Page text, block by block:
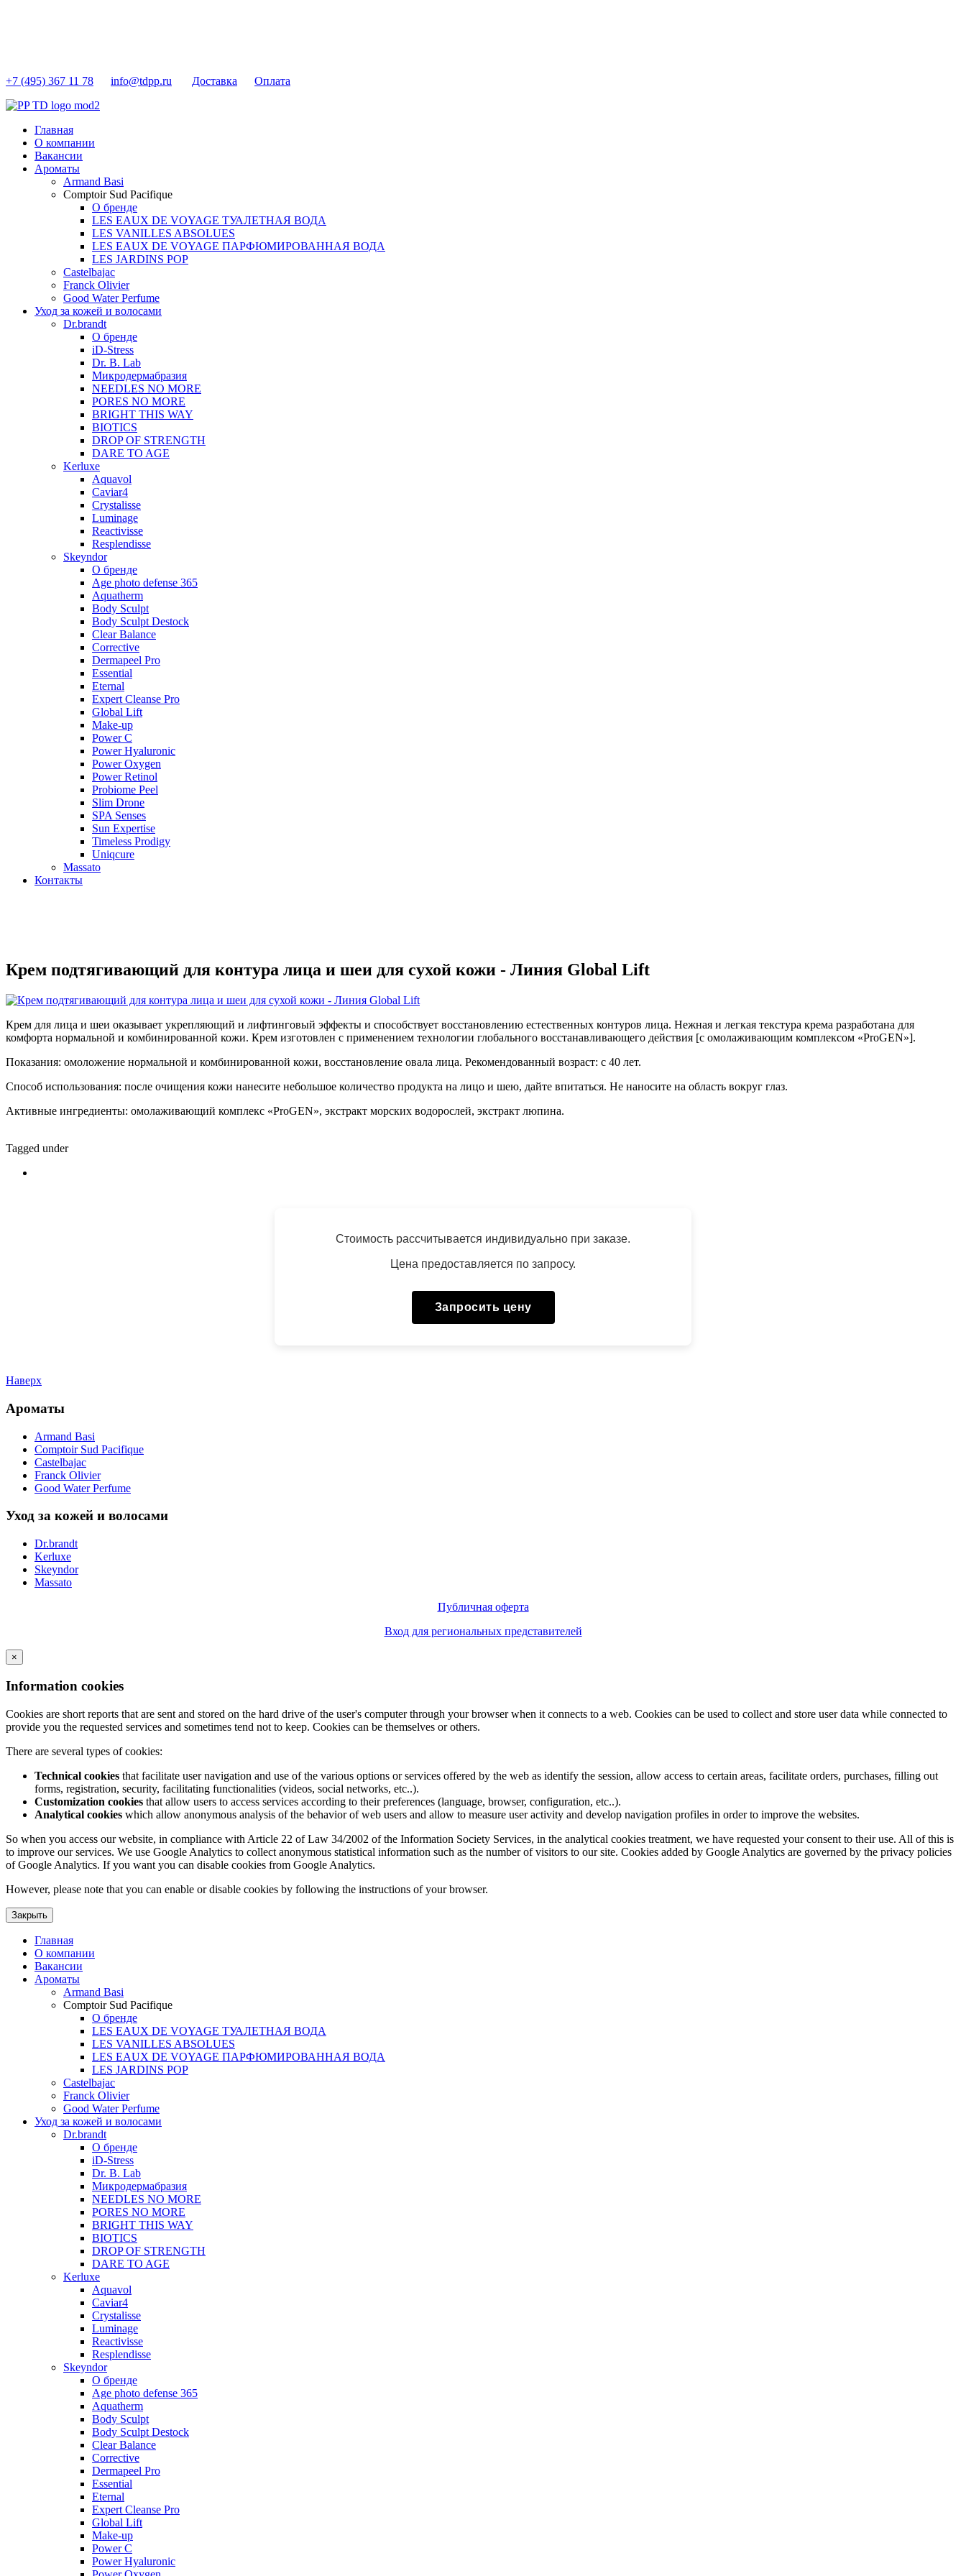
+7 (495) 367 11 78 info@tdpp.ru Доставка Оплата
Главная
О компании
Вакансии
Ароматы
Armand Basi
Comptoir Sud Pacifique
О бренде
LES EAUX DE VOYAGE ТУАЛЕТНАЯ ВОДА
LES VANILLES ABSOLUES
LES EAUX DE VOYAGE ПАРФЮМИРОВАННАЯ ВОДА
LES JARDINS POP
Castelbajac
Franck Olivier
Good Water Perfume
Уход за кожей и волосами
Dr.brandt
О бренде
iD-Stress
Dr. B. Lab
Микродермабразия
NEEDLES NO MORE
PORES NO MORE
BRIGHT THIS WAY
BIOTICS
DROP OF STRENGTH
DARE TO AGE
Kerluxe
Aquavol
Caviar4
Crystalisse
Luminage
Reactivisse
Resplendisse
Skeyndor
О бренде
Age photo defense 365
Aquatherm
Body Sculpt
Body Sculpt Destock
Clear Balance
Corrective
Dermapeel Pro
Essential
Eternal
Expert Cleanse Pro
Global Lift
Make-up
Power C
Power Hyaluronic
Power Oxygen
Power Retinol
Probiome Peel
Slim Drone
SPA Senses
Sun Expertise
Timeless Prodigy
Uniqcure
Massato
Контакты
Крем подтягивающий для контура лица и шеи для сухой кожи - Линия Global Lift
Крем для лица и шеи оказывает укрепляющий и лифтинговый эффекты и способствует восстановлению естественных контуров лица. Нежная и легкая текстура крема разработана для
комфорта нормальной и комбинированной кожи. Крем изготовлен с применением технологии глобального восстанавливающего действия [с омолаживающим комплексом «ProGEN»].
Показания: омоложение нормальной и комбинированной кожи, восстановление овала лица. Рекомендованный возраст: с 40 лет.
Способ использования: после очищения кожи нанесите небольшое количество продукта на лицо и шею, дайте впитаться. Не наносите на область вокруг глаз.
Активные ингредиенты: омолаживающий комплекс «ProGEN», экстракт морских водорослей, экстракт люпина.
Tagged under
Стоимость рассчитывается индивидуально при заказе.
Цена предоставляется по запросу.
Запросить цену
Наверх
Ароматы
Armand Basi
Comptoir Sud Pacifique
Castelbajac
Franck Olivier
Good Water Perfume
Уход за кожей и волосами
Dr.brandt
Kerluxe
Skeyndor
Massato
Публичная оферта
Вход для региональных представителей
×
Information cookies
Cookies are short reports that are sent and stored on the hard drive of the user's computer through your browser when it connects to a web. Cookies can be used to collect and store user data while connected to
provide you the requested services and sometimes tend not to keep. Cookies can be themselves or others.
There are several types of cookies:
Technical cookies that facilitate user navigation and use of the various options or services offered by the web as identify the session, allow access to certain areas, facilitate orders, purchases, filling out
forms, registration, security, facilitating functionalities (videos, social networks, etc..).
Customization cookies that allow users to access services according to their preferences (language, browser, configuration, etc..).
Analytical cookies which allow anonymous analysis of the behavior of web users and allow to measure user activity and develop navigation profiles in order to improve the websites.
So when you access our website, in compliance with Article 22 of Law 34/2002 of the Information Society Services, in the analytical cookies treatment, we have requested your consent to their use. All of this is
to improve our services. We use Google Analytics to collect anonymous statistical information such as the number of visitors to our site. Cookies added by Google Analytics are governed by the privacy policies
of Google Analytics. If you want you can disable cookies from Google Analytics.
However, please note that you can enable or disable cookies by following the instructions of your browser.
Закрыть
Главная
О компании
Вакансии
Ароматы
Armand Basi
Comptoir Sud Pacifique
О бренде
LES EAUX DE VOYAGE ТУАЛЕТНАЯ ВОДА
LES VANILLES ABSOLUES
LES EAUX DE VOYAGE ПАРФЮМИРОВАННАЯ ВОДА
LES JARDINS POP
Castelbajac
Franck Olivier
Good Water Perfume
Уход за кожей и волосами
Dr.brandt
О бренде
iD-Stress
Dr. B. Lab
Микродермабразия
NEEDLES NO MORE
PORES NO MORE
BRIGHT THIS WAY
BIOTICS
DROP OF STRENGTH
DARE TO AGE
Kerluxe
Aquavol
Caviar4
Crystalisse
Luminage
Reactivisse
Resplendisse
Skeyndor
О бренде
Age photo defense 365
Aquatherm
Body Sculpt
Body Sculpt Destock
Clear Balance
Corrective
Dermapeel Pro
Essential
Eternal
Expert Cleanse Pro
Global Lift
Make-up
Power C
Power Hyaluronic